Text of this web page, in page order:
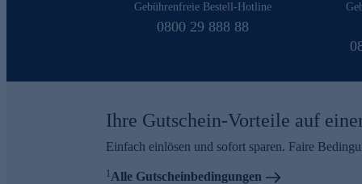
Gebührenfreie Bestell-Hotline
0800 29 888 88
Ihre Gutschein-Vorteile auf
Einfach einlösen und sofort sparen. Faire
1Alle Gutscheinbedingungen